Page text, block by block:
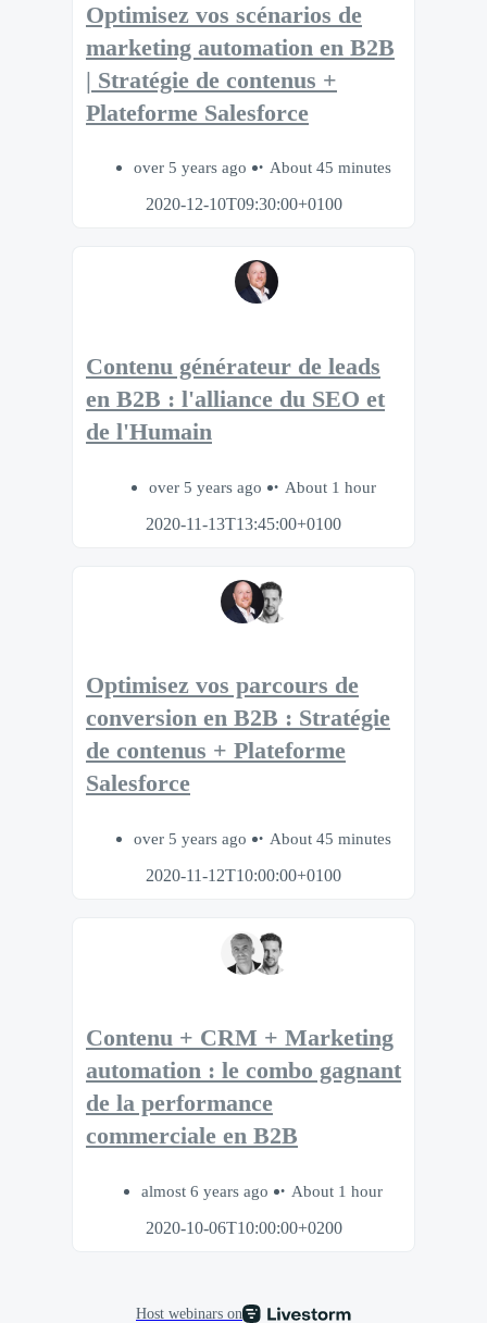
Optimisez vos scénarios de
marketing automation en B2B
| Stratégie de contenus +
Plateforme Salesforce
over 5 years ago
About 45 minutes
2020-12-10T09:30:00+0100
Contenu générateur de leads
en B2B : l'alliance du SEO et
de l'Humain
over 5 years ago
About 1 hour
2020-11-13T13:45:00+0100
Optimisez vos parcours de
conversion en B2B : Stratégie
de contenus + Plateforme
Salesforce
over 5 years ago
About 45 minutes
2020-11-12T10:00:00+0100
Contenu + CRM + Marketing
automation : le combo gagnant
de la performance
commerciale en B2B
almost 6 years ago
About 1 hour
2020-10-06T10:00:00+0200
Host webinars on